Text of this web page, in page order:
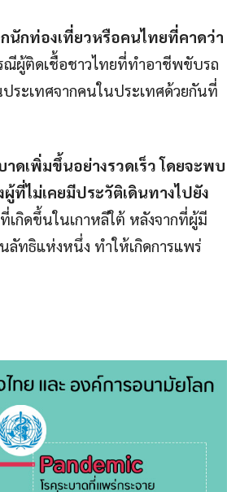
นักท่องเที่ยวหรือคนไทยที่คาดว่า
ณีผู้ติดเชื้อชาวไทยที่ทำอาชีพขับรถ
ระเทศจากคนในประเทศด้วยกันที่
ดเพิ่มขึ้นอย่างรวดเร็ว โดยจะพบ
ที่ไม่เคยมีประวัติเดินทางไปยัง
กิดขึ้นในเกาหลีใต้ หลังจากที่ผู้มี
ลัทธิแห่งหนึ่ง ทำให้เกิดการแพร่